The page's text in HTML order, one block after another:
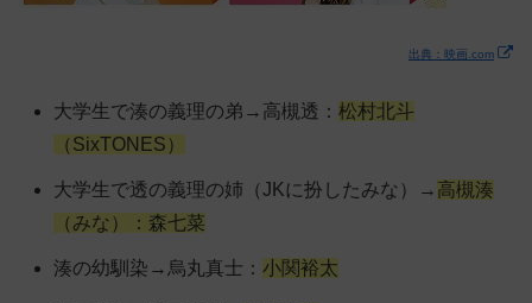
出典：映画.com
大学生で湊の義理の弟→高槻透：松村北斗
（SixTONES）
大学生で透の義理の姉（JKに扮したみな）→ 高槻湊
（みな）：森七菜
湊の幼馴染→烏丸真士：小関裕太